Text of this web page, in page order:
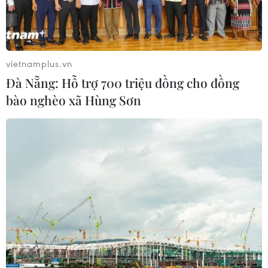
ASEAN Cup 2026: Indonesia tổn thất
lực lượng trước trận quyết đấu tuyển
Việt Nam
Xem thêm
Tổng Biên tập: TRẦN TIẾN DUẨN
Phó Tổng Biên tập: NGUYỄN THỊ TÁM, KHÚC THANH
THỦY
vietnamplus.vn
Đà Nẵng: Hỗ trợ 700 triệu đồng cho đồng
bào nghèo xã Hùng Sơn